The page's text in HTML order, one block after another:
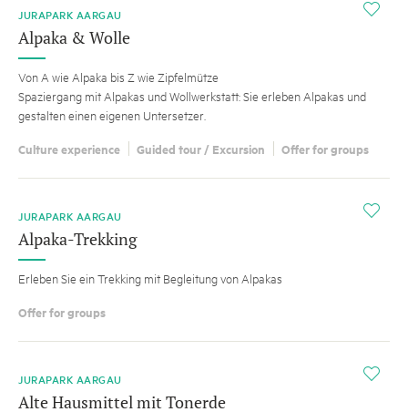
i
JURAPARK AARGAU
Alpaka & Wolle
Von A wie Alpaka bis Z wie Zipfelmütze
Spaziergang mit Alpakas und Wollwerkstatt: Sie erleben Alpakas und
gestalten einen eigenen Untersetzer.
Culture experience Guided tour / Excursion Offer for groups
i
JURAPARK AARGAU
Alpaka-Trekking
Erleben Sie ein Trekking mit Begleitung von Alpakas
Offer for groups
i
JURAPARK AARGAU
Alte Hausmittel mit Tonerde